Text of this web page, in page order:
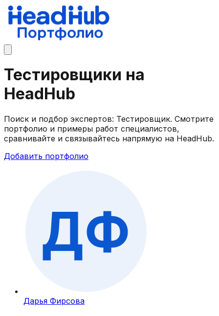
Тестировщики на
HeadHub
Поиск и подбор экспертов: Тестировщик. Смотрите
портфолио и примеры работ специалистов,
сравнивайте и связывайтесь напрямую на HeadHub.
Добавить портфолио
Дарья Фирсова